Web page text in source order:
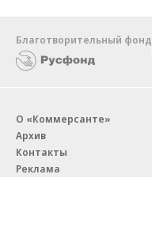
Благотворительный фонд
О «Коммерсанте»
Архив
Контакты
Реклама